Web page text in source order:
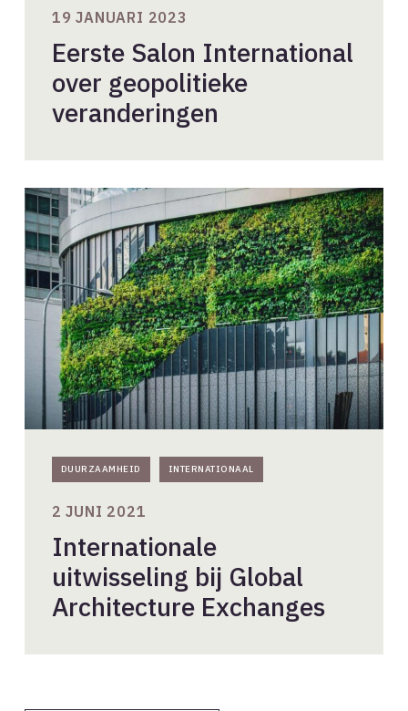
Eerste Salon International
over geopolitieke
veranderingen
19 JANUARI 2023
DUURZAAMHEID INTERNATIONAAL
Internationale
uitwisseling
bij
Global
Architecture
Exchanges
Internationale
uitwisseling bij Global
Architecture Exchanges
2 JUNI 2021